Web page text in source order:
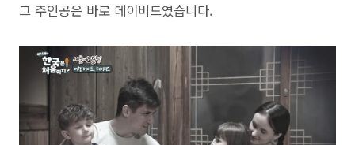
그 주인공은 바로 데이비드였습니다.